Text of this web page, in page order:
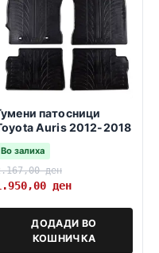
патосници
Auris 2012-2018
Во залиха
ден
ден
ДОДАДИ ВО
КОШНИЧКА